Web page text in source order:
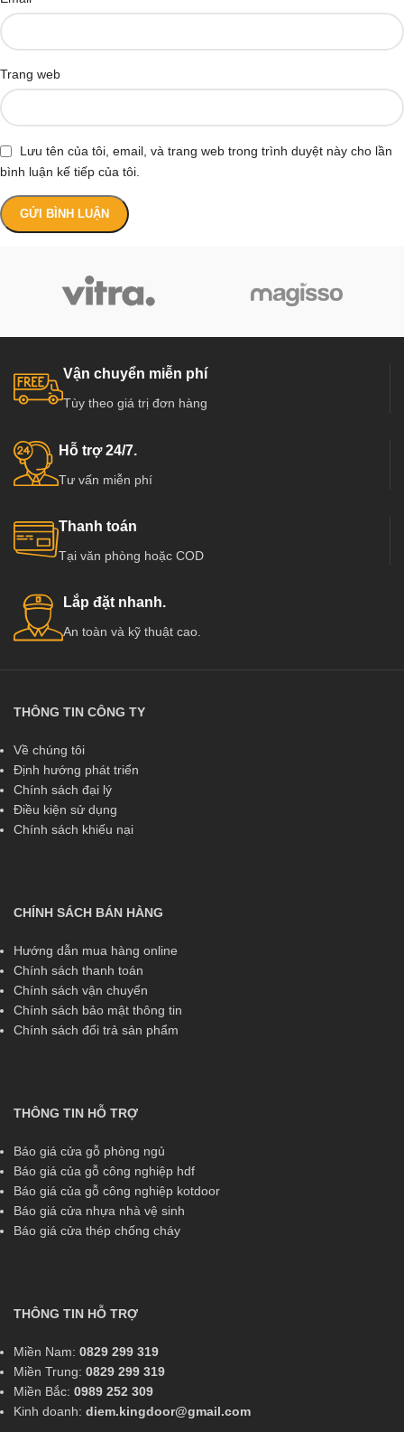
Trang web
Lưu tên của tôi, email, và trang web trong trình duyệt này cho lần
bình luận kế tiếp của tôi.
Vận chuyển miễn phí
Tùy theo giá trị đơn hàng
Hỗ trợ 24/7.
Tư vấn miễn phí
Thanh toán
Tại văn phòng hoặc COD
Lắp đặt nhanh.
An toàn và kỹ thuật cao.
THÔNG TIN CÔNG TY
Về chúng tôi
Định hướng phát triển
Chính sách đại lý
Điều kiện sử dụng
Chính sách khiếu nại
CHÍNH SÁCH BÁN HÀNG
Hướng dẫn mua hàng online
Chính sách thanh toán
Chính sách vận chuyển
Chính sách bảo mật thông tin
Chính sách đổi trả sản phẩm
THÔNG TIN HỖ TRỢ
Báo giá cửa gỗ phòng ngủ
Báo giá của gỗ công nghiệp hdf
Báo giá của gỗ công nghiệp kotdoor
Báo giá cửa nhựa nhà vệ sinh
Báo giá cửa thép chống cháy
THÔNG TIN HỖ TRỢ
Miền Nam: 0829 299 319
Miền Trung: 0829 299 319
Miền Bắc: 0989 252 309
Kinh doanh: diem.kingdoor@gmail.com